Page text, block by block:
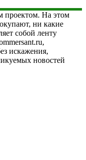
проектом. На этом
ни какие
собой ленту
искажения,
новостей